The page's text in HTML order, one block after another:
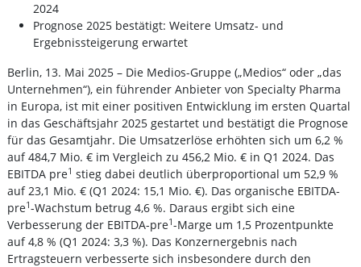
2024
Prognose 2025 bestätigt: Weitere Umsatz- und
Ergebnissteigerung erwartet
Berlin, 13. Mai 2025 – Die Medios-Gruppe („Medios“ oder „das
Unternehmen“), ein führender Anbieter von Specialty Pharma
in Europa, ist mit einer positiven Entwicklung im ersten Quartal
in das Geschäftsjahr 2025 gestartet und bestätigt die Prognose
für das Gesamtjahr. Die Umsatzerlöse erhöhten sich um 6,2 %
auf 484,7 Mio. € im Vergleich zu 456,2 Mio. € in Q1 2024. Das
EBITDA pre1 stieg dabei deutlich überproportional um 52,9 %
auf 23,1 Mio. € (Q1 2024: 15,1 Mio. €). Das organische EBITDA-
pre1-Wachstum betrug 4,6 %. Daraus ergibt sich eine
Verbesserung der EBITDA-pre1-Marge um 1,5 Prozentpunkte
auf 4,8 % (Q1 2024: 3,3 %). Das Konzernergebnis nach
Ertragsteuern verbesserte sich insbesondere durch den